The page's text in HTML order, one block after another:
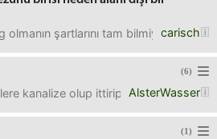
carisch
şartlarını tam bilmiyorum
(6)
AlsterWasser
kanalize olup ittirip kaktırıp
(1)